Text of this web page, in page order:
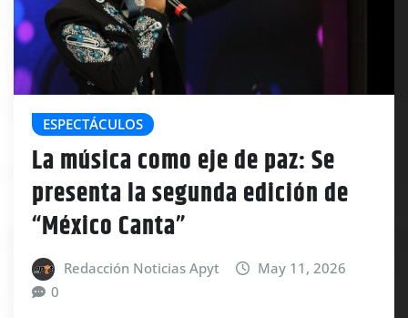
ESPECTÁCULOS
La música como eje de paz: Se
presenta la segunda edición de
“México Canta”
Redacción Noticias Apyt
May 11, 2026
0